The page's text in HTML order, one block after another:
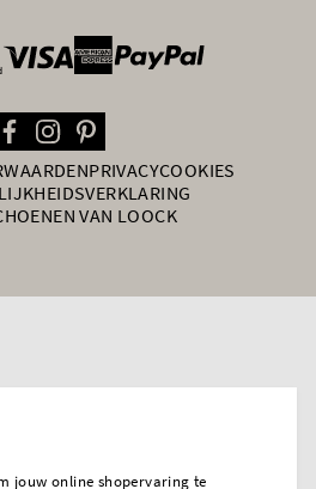
PRIVACYCOOKIES
VAN LOOCK
jouw online shopervaring te